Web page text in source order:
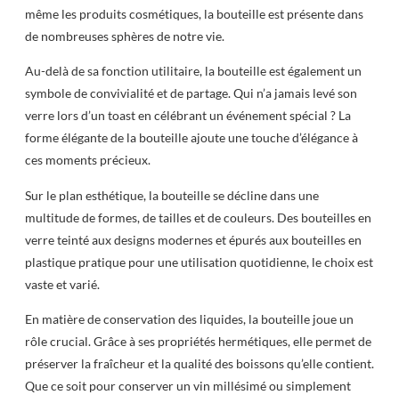
même les produits cosmétiques, la bouteille est présente dans
de nombreuses sphères de notre vie.
Au-delà de sa fonction utilitaire, la bouteille est également un
symbole de convivialité et de partage. Qui n’a jamais levé son
verre lors d’un toast en célébrant un événement spécial ? La
forme élégante de la bouteille ajoute une touche d’élégance à
ces moments précieux.
Sur le plan esthétique, la bouteille se décline dans une
multitude de formes, de tailles et de couleurs. Des bouteilles en
verre teinté aux designs modernes et épurés aux bouteilles en
plastique pratique pour une utilisation quotidienne, le choix est
vaste et varié.
En matière de conservation des liquides, la bouteille joue un
rôle crucial. Grâce à ses propriétés hermétiques, elle permet de
préserver la fraîcheur et la qualité des boissons qu’elle contient.
Que ce soit pour conserver un vin millésimé ou simplement